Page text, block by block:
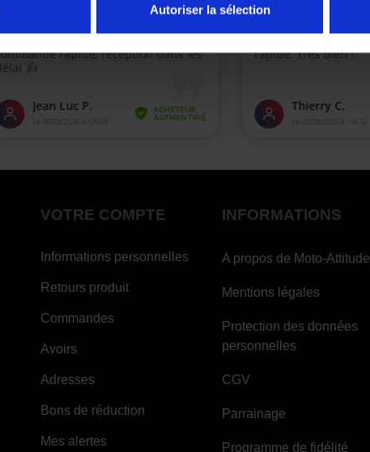
Autoriser la sélection
VOTRE COMPTE
Informations personnelles
Retours produit
Commandes
Avoirs
Adresses
Bons de réduction
Mes alertes
INFORMATIONS
A propos de Moto-Attitude
Mentions légales
Protection des données
personnelles
CGV
Parrainage
Programme de fidélité